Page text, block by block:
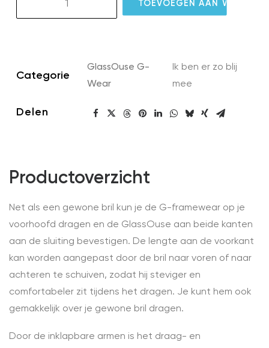
Productoverzicht
Net als een gewone bril kun je de G-framewear op je
voorhoofd dragen en de GlassOuse aan beide kanten
aan de sluiting bevestigen. De lengte aan de voorkant
kan worden aangepast door de bril naar voren of naar
achteren te schuiven, zodat hij steviger en
comfortabeler zit tijdens het dragen. Je kunt hem ook
gemakkelijk over je gewone bril dragen.
Door de inklapbare armen is het draag- en
TOEVOEGEN AAN
Categorie
GlassOuse G-
Wear
Ik ben er zo blij
mee
Delen